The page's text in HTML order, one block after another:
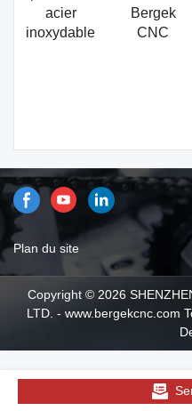
acier
inoxydable
Bergek
CNC
Plan du site
Copyright © 2026
LTD. - www.bergekcnc.com